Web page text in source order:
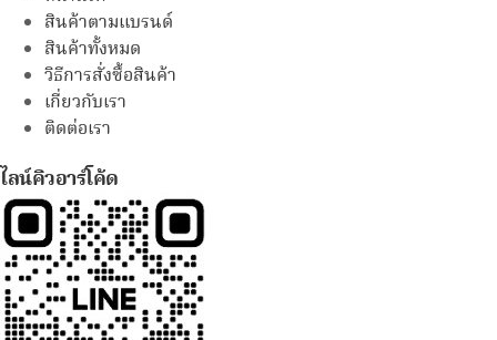
สินค้าตามแบรนด์
สินค้าทั้งหมด
วิธีการสั่งซื้อสินค้า
เกี่ยวกับเรา
ติดต่อเรา
ไลน์คิวอาร์โค้ด